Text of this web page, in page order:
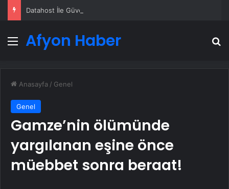
Datahost İle Güvenilir Sunucu Hizmetleri
Menü
Afyon Haber
Anasayfa / Genel
Genel
Gamze’nin ölümünde
yargılanan eşine önce
müebbet sonra beraat!